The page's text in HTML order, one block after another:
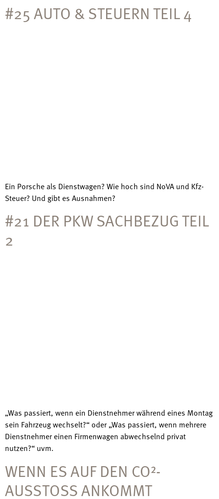
#25 AUTO & STEUERN TEIL 4
Ein Porsche als Dienstwagen? Wie hoch sind NoVA und Kfz-
Steuer? Und gibt es Ausnahmen?
#21 DER PKW SACHBEZUG TEIL
2
„Was passiert, wenn ein Dienstnehmer während eines Montag
sein Fahrzeug wechselt?“ oder „Was passiert, wenn mehrere
Dienstnehmer einen Firmenwagen abwechselnd privat
nutzen?“ uvm.
WENN ES AUF DEN CO²-
AUSSTOSS ANKOMMT